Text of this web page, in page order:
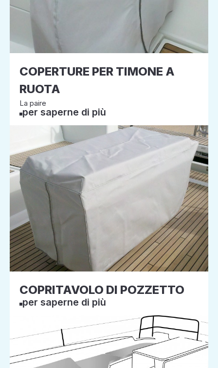
COPERTURE PER TIMONE A
RUOTA
La paire
per saperne di più
COPRITAVOLO DI POZZETTO
per saperne di più